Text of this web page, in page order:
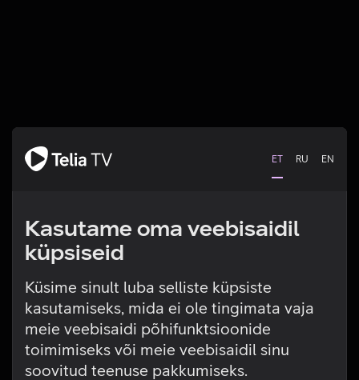
ET RU EN
Kasutame oma veebisaidil
küpsiseid
Küsime sinult luba selliste küpsiste
kasutamiseks, mida ei ole tingimata vaja
meie veebisaidi põhifunktsioonide
toimimiseks või meie veebisaidil sinu
soovitud teenuse pakkumiseks.
Tehniline viga